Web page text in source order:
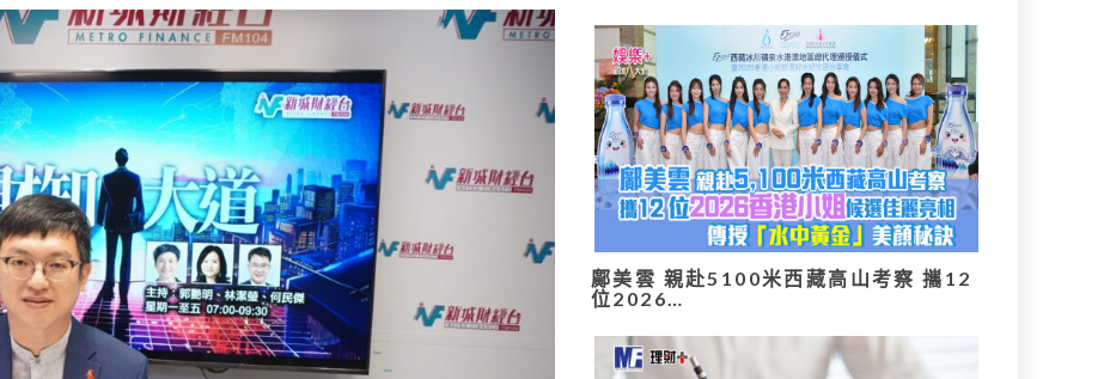
鄺美雲 親赴5100米西藏高山考察 攜12
位2026…